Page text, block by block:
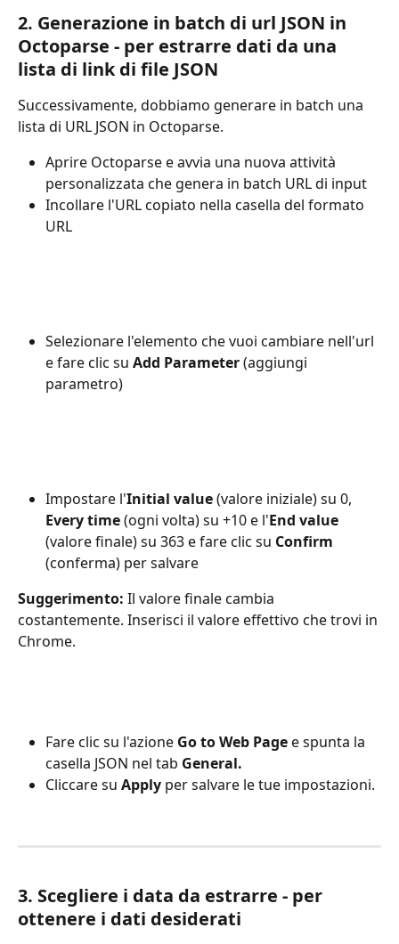
2. Generazione in batch di url JSON in
Octoparse - per estrarre dati da una
lista di link di file JSON
Successivamente, dobbiamo generare in batch una
lista di URL JSON in Octoparse.
Aprire Octoparse e avvia una nuova attività
personalizzata che genera in batch URL di input
Incollare l'URL copiato nella casella del formato
URL
Selezionare l'elemento che vuoi cambiare nell'url
e fare clic su Add Parameter (aggiungi
parametro)
Impostare l'Initial value (valore iniziale) su 0,
Every time (ogni volta) su +10 e l'End value
(valore finale) su 363 e fare clic su Confirm
(conferma) per salvare
Suggerimento: Il valore finale cambia
costantemente. Inserisci il valore effettivo che trovi in
Chrome.
Fare clic su l'azione Go to Web Page e spunta la
casella JSON nel tab General.
Cliccare su Apply per salvare le tue impostazioni.
3. Scegliere i data da estrarre - per
ottenere i dati desiderati